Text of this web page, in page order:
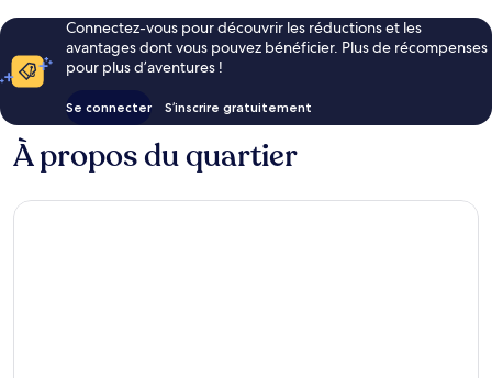
Connectez-vous pour découvrir les réductions et les
avantages dont vous pouvez bénéficier. Plus de récompenses
pour plus d’aventures !
Se connecter S’inscrire gratuitement
À propos du quartier